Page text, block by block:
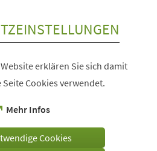
erklären Sie sich damit
Cookies verwendet.
Mehr Infos
Cookies